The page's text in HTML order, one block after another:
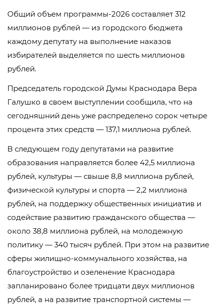
Общий объем программы-2026 составляет 312
миллионов рублей — из городского бюджета
каждому депутату на выполнение наказов
избирателей выделяется по шесть миллионов
рублей.
Председатель городской Думы Краснодара Вера
Галушко в своем выступлении сообщила, что на
сегодняшний день уже распределено сорок четыре
процента этих средств — 137,1 миллиона рублей.
В следующем году депутатами на развитие
образования направляется более 42,5 миллиона
рублей, культуры — свыше 8,8 миллиона рублей,
физической культуры и спорта — 2,2 миллиона
рублей, на поддержку общественных инициатив и
содействие развитию гражданского общества —
около 38,8 миллиона рублей, на молодежную
политику — 340 тысяч рублей. При этом на развитие
сферы жилищно-коммунального хозяйства, на
благоустройство и озеленение Краснодара
запланировано более тридцати двух миллионов
рублей, а на развитие транспортной системы —